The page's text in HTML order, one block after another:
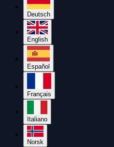
Deutsch
English
Español
Français
Italiano
Norsk